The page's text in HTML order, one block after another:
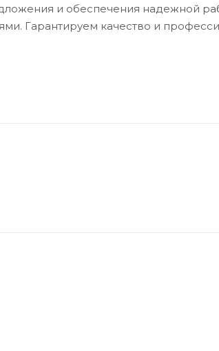
и обеспечения надежной
Гарантируем качество и